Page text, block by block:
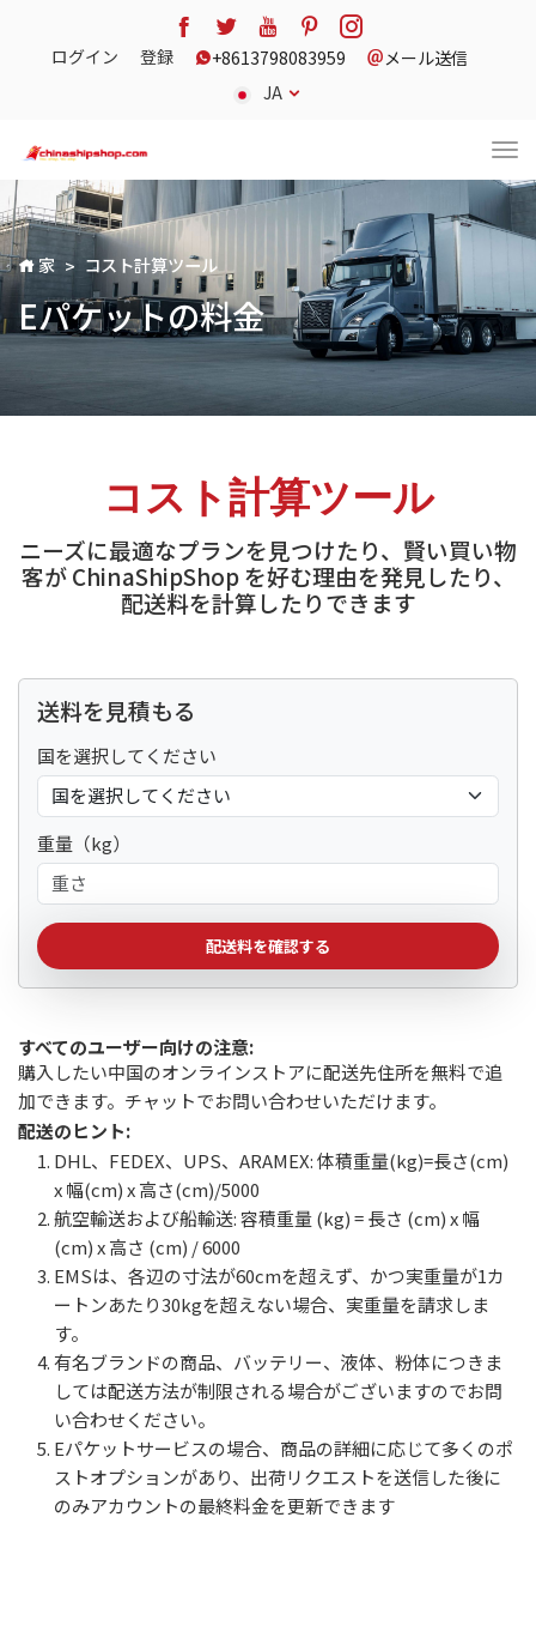
ログイン 登録 +8613798083959
メール送信
JA
家 コスト計算ツール
Eパケットの料金
コスト計算ツール
ニーズに最適なプランを見つけたり、賢い買い物
客が ChinaShipShop を好む理由を発見したり、
配送料を計算したりできます
送料を見積もる
国を選択してください
重量（kg）
配送料を確認する
すべてのユーザー向けの注意:
購入したい中国のオンラインストアに配送先住所を無料で追
加できます。チャットでお問い合わせいただけます。
配送のヒント:
DHL、FEDEX、UPS、ARAMEX: 体積重量(kg)=長さ(cm)
x 幅(cm) x 高さ(cm)/5000
航空輸送および船輸送: 容積重量 (kg) = 長さ (cm) x 幅
(cm) x 高さ (cm) / 6000
EMSは、各辺の寸法が60cmを超えず、かつ実重量が1カ
ートンあたり30kgを超えない場合、実重量を請求しま
す。
有名ブランドの商品、バッテリー、液体、粉体につきま
しては配送方法が制限される場合がございますのでお問
い合わせください。
Eパケットサービスの場合、商品の詳細に応じて多くのポ
ストオプションがあり、出荷リクエストを送信した後に
のみアカウントの最終料金を更新できます